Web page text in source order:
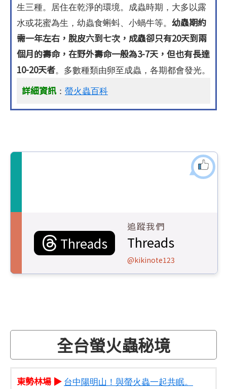
生三種。居住在乾淨的環境。成蟲時期，大多以露
水或花蜜為生，幼蟲食蝌蚪、小蝸牛等。 幼蟲期約
需一年左右，脫皮六到七次，成蟲卻只有20天到兩
個月的壽命，在野外壽命一般為3-7天，但也有長達
10-20天者。多數種類由卵至成蟲，各期都會發光。
詳細資訊： 螢火蟲百科
Threads
追蹤我們
Threads
@kikinote123
全台螢火蟲秘境
東勢林場 ▶ 台中陽明山！與螢火蟲一起共眠。